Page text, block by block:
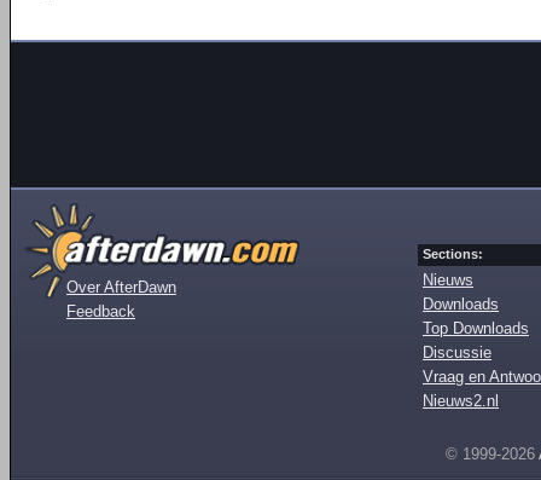
Over AfterDawn
Feedback
Sections:
Nieuws
Downloads
Top Downloads
Discussie
Vraag en
Nieuws2.nl
© 1999-2026